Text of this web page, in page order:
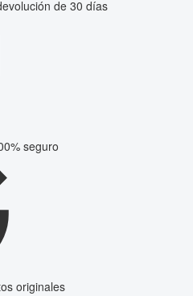
de 30 días
seguro
originales